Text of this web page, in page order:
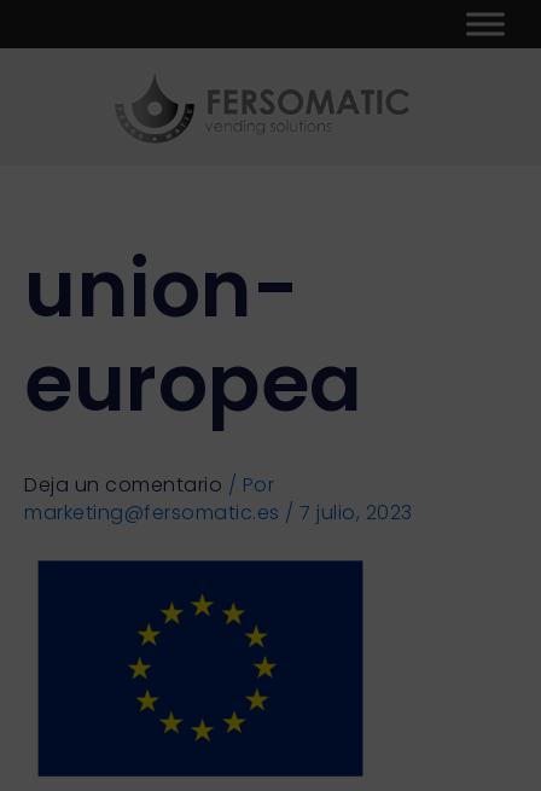
union-
europea
Deja un comentario / Por
marketing@fersomatic.es / 7 julio, 2023